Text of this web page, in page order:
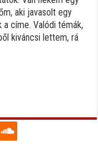
aki javasolt egy
címe. Valódi témák,
kiváncsi lettem, rá